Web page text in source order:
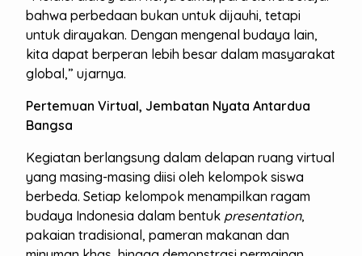
bahwa perbedaan bukan untuk dijauhi, tetapi
untuk dirayakan. Dengan mengenal budaya lain,
kita dapat berperan lebih besar dalam masyarakat
global,” ujarnya.
Pertemuan Virtual, Jembatan Nyata Antardua
Bangsa
Kegiatan berlangsung dalam delapan ruang virtual
yang masing-masing diisi oleh kelompok siswa
berbeda. Setiap kelompok menampilkan ragam
budaya Indonesia dalam bentuk presentation,
pakaian tradisional, pameran makanan dan